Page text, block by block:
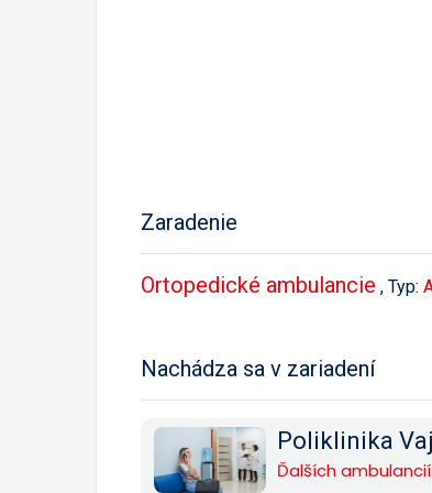
Zaradenie
Ortopedické ambulancie , Typ:
Nachádza sa v zariadení
Poliklinika
Ďalších